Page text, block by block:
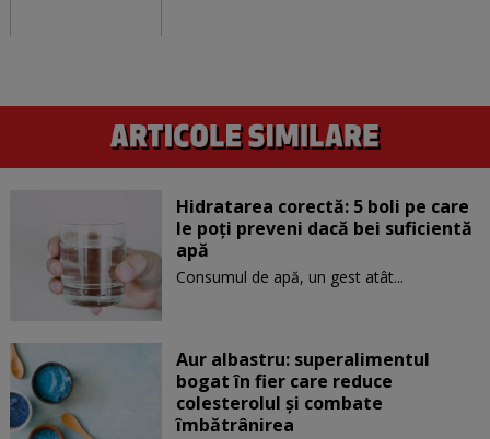
Hidratarea corectă: 5 boli pe care
le poți preveni dacă bei suficientă
apă
Consumul de apă, un gest atât...
Aur albastru: superalimentul
bogat în fier care reduce
colesterolul și combate
îmbătrânirea